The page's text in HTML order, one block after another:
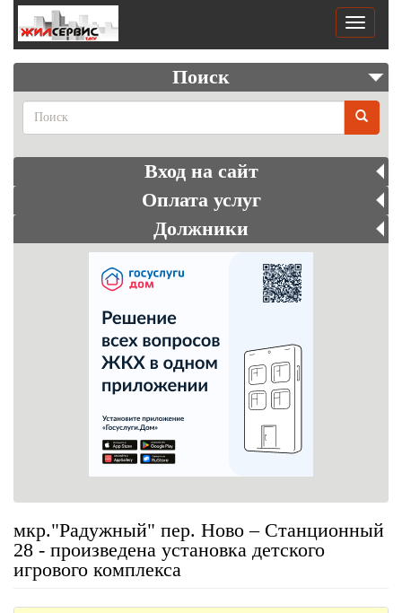
Перейти
основному
содержанию
Toggle
Поиск
Вход на сайт
Оплата услуг
Должники
мкр."Радужный" пер. Ново – Станционный
28 - произведена установка детского
игрового комплекса